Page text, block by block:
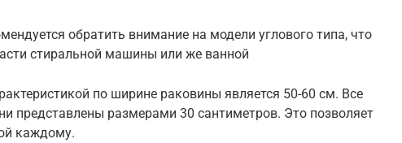
обратить внимание на модели углового типа, что
стиральной машины или же ванной
по ширине раковины является 50-60 см. Все
представлены размерами 30 сантиметров. Это позволяет
каждому.